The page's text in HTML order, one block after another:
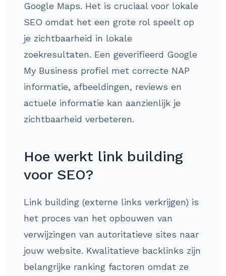
Google Maps. Het is cruciaal voor lokale
SEO omdat het een grote rol speelt op
je zichtbaarheid in lokale
zoekresultaten. Een geverifieerd Google
My Business profiel met correcte NAP
informatie, afbeeldingen, reviews en
actuele informatie kan aanzienlijk je
zichtbaarheid verbeteren.
Hoe werkt link building
voor SEO?
Link building (externe links verkrijgen) is
het proces van het opbouwen van
verwijzingen van autoritatieve sites naar
jouw website. Kwalitatieve backlinks zijn
belangrijke ranking factoren omdat ze